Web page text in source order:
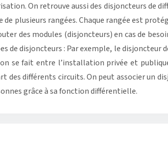
On retrouve aussi des disjoncteurs de
plusieurs rangées. Chaque rangée est
des modules (disjoncteurs) en cas de
de disjoncteurs : Par exemple, le
se fait entre l’installation privée et
des différents circuits. On peut associer un
grâce à sa fonction différentielle.